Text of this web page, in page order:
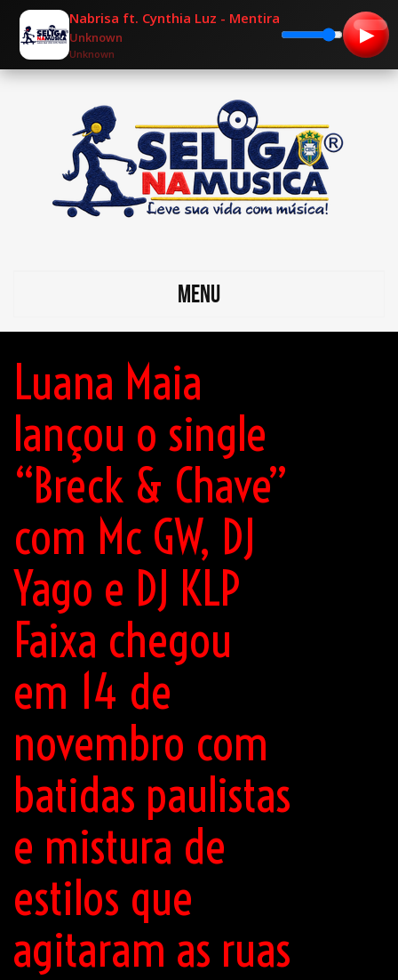
Nabrisa ft. Cynthia Luz - Mentira (Prod.
Unknown
Unknown
▶
MENU
Luana Maia
lançou o single
“Breck & Chave”
com Mc GW, DJ
Yago e DJ KLP
Faixa chegou
em 14 de
novembro com
batidas paulistas
e mistura de
estilos que
agitaram as ruas